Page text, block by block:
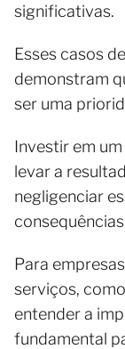
significativas.
Esses casos
demonstram
ser uma
Investir em
levar a
negligenciar
Para
serviços,
entender a
fundamental